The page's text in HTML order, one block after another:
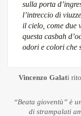
sulla porta
l’intreccio di
il cielo, come due
questa casbah
odori e colori che
Vincenzo Galati
“Beata gioventù” è
di strampalati